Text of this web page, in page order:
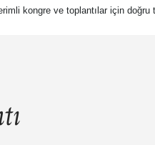
kongre ve toplantılar için